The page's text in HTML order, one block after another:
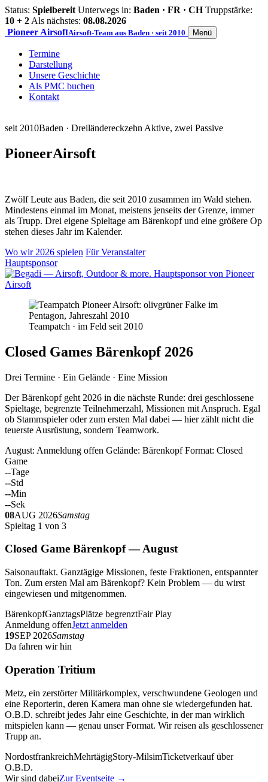
Status: Spielbereit Unterwegs in: Baden · FR · CH Truppstärke:
10 + 2 Als nächstes: 08.08.2026
Pioneer AirsoftAirsoft-Team aus Baden · seit 2010 Menü
Termine
Darstellung
Unsere Geschichte
Als PMC buchen
Kontakt
seit 2010Baden · Dreiländereckzehn Aktive, zwei Passive
PioneerAirsoft
Zwölf Leute aus Baden, die seit 2010 zusammen im Wald stehen.
Mindestens einmal im Monat, meistens jenseits der Grenze, immer
als Trupp. Drei eigene Spieltage am Bärenkopf und eine größere Op
stehen dieses Jahr im Kalender.
Wo wir 2026 spielen Für Veranstalter
Hauptsponsor
Teampatch · im Feld seit 2010
Closed Games Bärenkopf 2026
Drei Termine · Ein Gelände · Eine Mission
Der Bärenkopf geht 2026 in die nächste Runde: drei geschlossene
Spieltage, begrenzte Teilnehmerzahl, Missionen mit Anspruch. Egal
ob Stammspieler oder zum ersten Mal dabei — hier zählt nicht die
teuerste Ausrüstung, sondern Teamwork.
August: Anmeldung offen Gelände: Bärenkopf Format: Closed
Game
--Tage
--Std
--Min
--Sek
08AUG 2026Samstag
Spieltag 1 von 3
Closed Game Bärenkopf — August
Saisonauftakt. Ganztägige Missionen, feste Fraktionen, entspannter
Ton. Zum ersten Mal am Bärenkopf? Kein Problem — du wirst
eingewiesen und mitgenommen.
BärenkopfGanztagsPlätze begrenztFair Play
Anmeldung offenJetzt anmelden
19SEP 2026Samstag
Da fahren wir hin
Operation Tritium
Metz, ein zerstörter Militärkomplex, verschwundene Geologen und
eine Reporterin, deren Kamera man ohne sie wiedergefunden hat.
O.B.D. schreibt jedes Jahr eine Geschichte, in der man wirklich
mitspielen kann — genau unser Format. Wir reisen als geschlossener
Trupp an.
NordostfrankreichMehrtägigStory-MilsimTicketverkauf über
O.B.D.
Wir sind dabeiZur Eventseite →